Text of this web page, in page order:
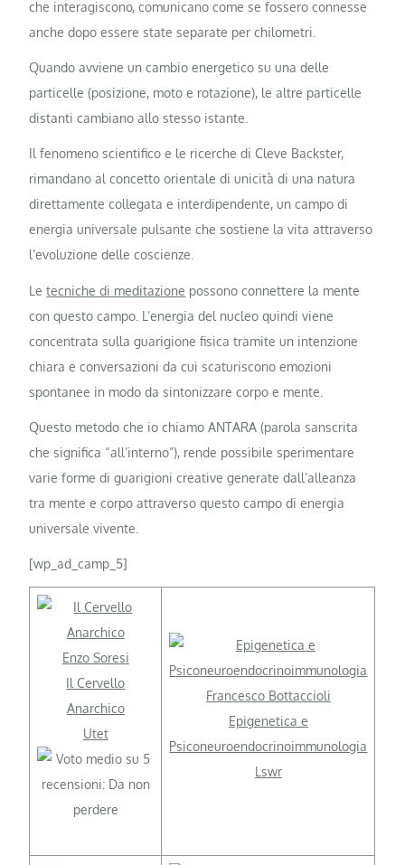
che interagiscono, comunicano come se fossero connesse
anche dopo essere state separate per chilometri.
Quando avviene un cambio energetico su una delle
particelle (posizione, moto e rotazione), le altre particelle
distanti cambiano allo stesso istante.
Il fenomeno scientifico e le ricerche di Cleve Backster,
rimandano al concetto orientale di unicità di una natura
direttamente collegata e interdipendente, un campo di
energia universale pulsante che sostiene la vita attraverso
l’evoluzione delle coscienze.
Letecniche di meditazione possono connettere la mente
con questo campo. L’energia del nucleo quindi viene
concentrata sulla guarigione fisica tramite un intenzione
chiara e conversazioni da cui scaturiscono emozioni
spontanee in modo da sintonizzare corpo e mente.
Questo metodo che io chiamo ANTARA (parola sanscrita
che significa “all’interno”), rende possibile sperimentare
varie forme di guarigioni creative generate dall’alleanza
tra mente e corpo attraverso questo campo di energia
universale vivente.
[wp_ad_camp_5]
Enzo Soresi
Il Cervello
Anarchico
Utet
Francesco Bottaccioli
Epigenetica e
Psiconeuroendocrinoimmunologia
Lswr